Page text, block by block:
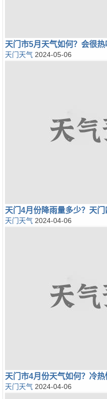
天门市5月天气如何？会很热
天门天气 2024-05-06
天门4月份降雨量多少？天门
天门天气 2024-04-06
天门市4月份天气如何？冷热
天门天气 2024-04-06